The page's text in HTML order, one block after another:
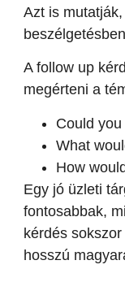
Azt is
A follow up
megérteni a
Could
What
How
Egy jó üzleti
fontosabbak,
kérdés
hosszú